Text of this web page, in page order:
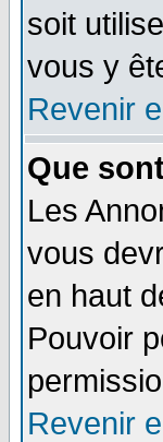
soit
vous y
Revenir
Que
Les
vous
en haut
Pouvoir
Revenir